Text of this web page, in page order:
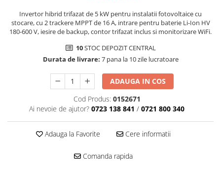
Invertor hibrid trifazat de 5 kW pentru instalatii fotovoltaice cu
stocare, cu 2 trackere MPPT de 16 A, intrare pentru baterie Li-Ion HV
180-600 V, iesire de backup, contor trifazat inclus si monitorizare WiFi.
10STOC DEPOZIT CENTRAL
Durata de livrare: 7 pana la 10 zile lucratoare
ADAUGA IN COS
Cod Produs: 0152671
Ai nevoie de ajutor? 0723 138 841 / 0721 800 340
Adauga la Favorite Cere informatii
Comanda rapida